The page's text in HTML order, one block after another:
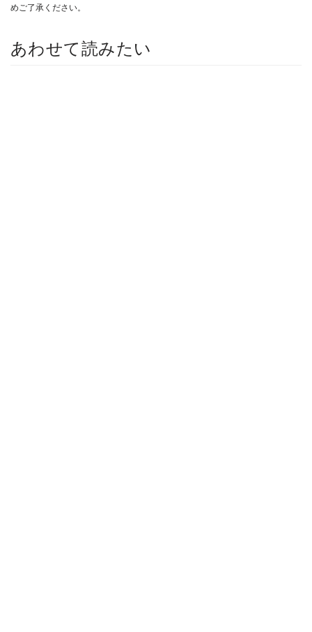
めご了承ください。
あわせて読みたい